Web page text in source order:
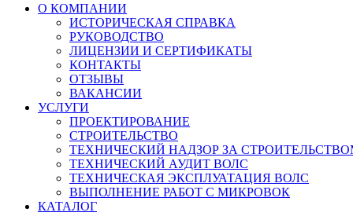
О КОМПАНИИ
ИСТОРИЧЕСКАЯ СПРАВКА
РУКОВОДСТВО
ЛИЦЕНЗИИ И СЕРТИФИКАТЫ
КОНТАКТЫ
ОТЗЫВЫ
ВАКАНСИИ
УСЛУГИ
ПРОЕКТИРОВАНИЕ
СТРОИТЕЛЬСТВО
ТЕХНИЧЕСКИЙ НАДЗОР ЗА
ТЕХНИЧЕСКИЙ АУДИТ ВОЛС
ТЕХНИЧЕСКАЯ ЭКСПЛУАТАЦИЯ ВОЛС
ВЫПОЛНЕНИЕ РАБОТ С МИКРОВОК
КАТАЛОГ